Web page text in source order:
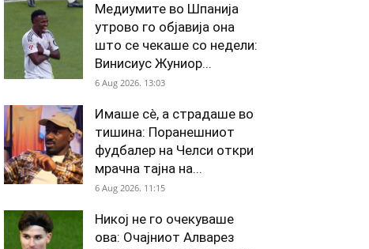
Медиумите во Шпанија
утрово го објавија она
што се чекаше со недели:
Винисиус Жуниор...
6 Aug 2026. 13:03
Имаше сè, а страдаше во
тишина: Поранешниот
фудбалер на Челси откри
мрачна тајна на...
6 Aug 2026. 11:15
Никој не го очекуваше
ова: Очајниот Алварез